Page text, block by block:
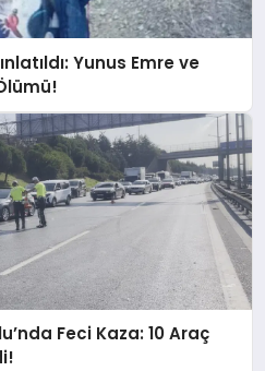
Yunus Emre ve
Feci Kaza: 10 Araç